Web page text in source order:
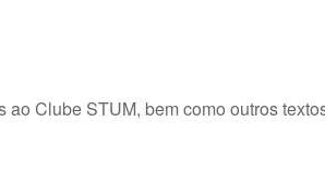
Clube STUM, bem como outros